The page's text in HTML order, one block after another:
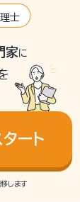
士
家に
ート
します